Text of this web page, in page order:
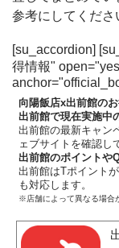
参考にしてくださ
[su_accordion]
得情報"
向陽飯店x出前館の
出前館で現在実施中
出前館の最新キャン
ェブサイトを確認し
出前館のポイントや
出前館はTポイント
も対応します。
※店舗によって異なる場合